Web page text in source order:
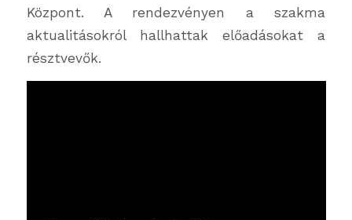
Központ. A rendezvényen a szakma
aktualitásokról hallhattak előadásokat a
résztvevők.